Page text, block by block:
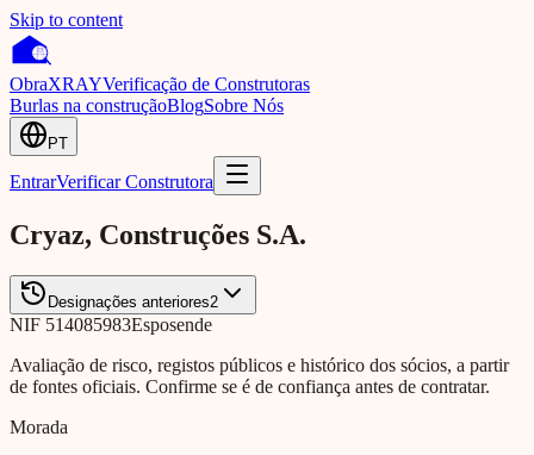
Skip to content
ObraXRAYVerificação de Construtoras
Burlas na construçãoBlogSobre Nós
PT
EntrarVerificar Construtora
Cryaz, Construções S.A.
Designações anteriores2
NIF 514085983Esposende
Avaliação de risco, registos públicos e histórico dos sócios, a partir
de fontes oficiais. Confirme se é de confiança antes de contratar.
Morada